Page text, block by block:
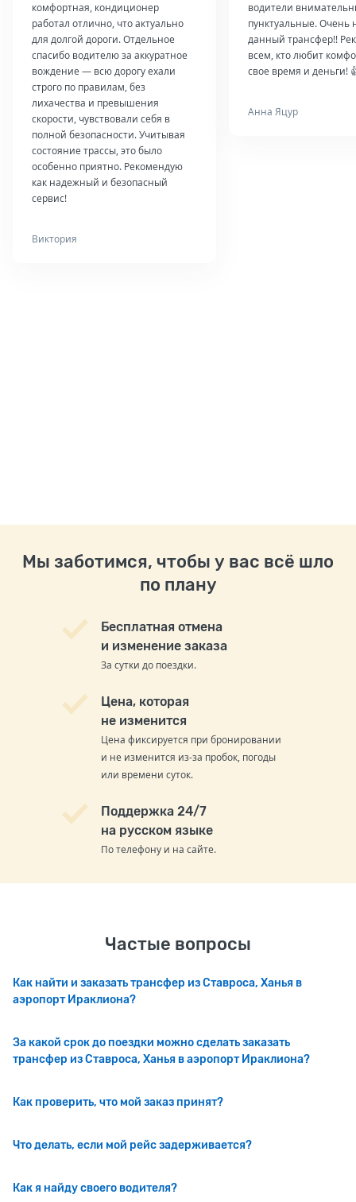
комфортная, кондиционер
работал отлично, что актуально
для долгой дороги. Отдельное
спасибо водителю за аккуратное
вождение — всю дорогу ехали
строго по правилам, без
лихачества и превышения
скорости, чувствовали себя в
полной безопасности. Учитывая
состояние трассы, это было
особенно приятно. Рекомендую
как надежный и безопасный
сервис!
Виктория
водители
пунктуальные. Очень
данный трансфер!!
всем, кто любит
свое время и деньги!
Анна Яцур
Мы заботимся, чтобы у вас всё шло
по плану
Бесплатная отмена
и изменение заказа
За сутки до поездки.
Цена, которая
не изменится
Цена фиксируется при бронировании
и не изменится из-за пробок, погоды
или времени суток.
Поддержка 24/7
на русском языке
По телефону и на сайте.
Частые вопросы
Как найти и заказать трансфер из Ставроса, Ханья в
аэропорт Ираклиона?
За какой срок до поездки можно сделать заказать
трансфер из Ставроса, Ханья в аэропорт Ираклиона?
Как проверить, что мой заказ принят?
Что делать, если мой рейс задерживается?
Как я найду своего водителя?